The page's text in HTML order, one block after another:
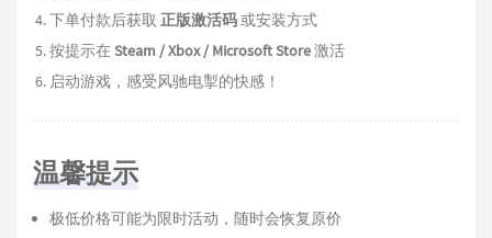
下单付款后获取 正版激活码或安装方式
按提示在 Steam / Xbox / Microsoft Store激活
启动游戏，感受风驰电掣的快感！
温馨提示
极低价格可能为限时活动，随时会恢复原价